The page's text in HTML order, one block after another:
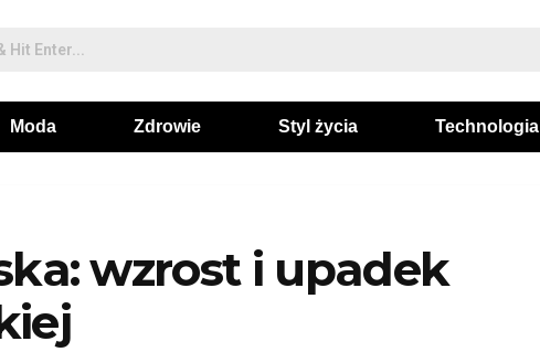
Moda Zdrowie Styl życia Technologia
wzrost i upadek